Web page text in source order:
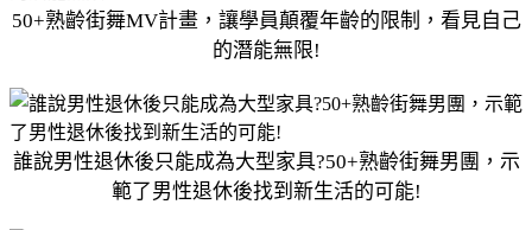
50+熟齡街舞MV計畫，讓學員顛覆年齡的限制，看見自己
的潛能無限!
誰說男性退休後只能成為大型家具?50+熟齡街舞男團，示
範了男性退休後找到新生活的可能!